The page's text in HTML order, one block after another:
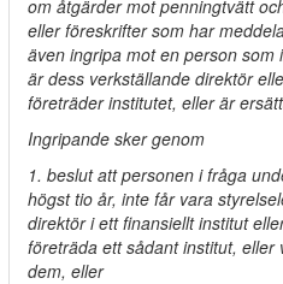
om åtgärder mot penningtvätt
eller föreskrifter som har
även ingripa mot en person
är dess verkställande direktör
företräder institutet, eller är
Ingripande sker genom
1. beslut att personen i fråga
högst tio år, inte får vara
direktör i ett finansiellt institut
företräda ett sådant institut,
dem, eller